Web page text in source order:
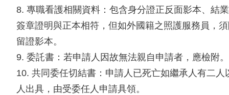
8. 專職看護相關資料：包含身分證正反面影本、結
簽章證明與正本相符，但如外國籍之照護服務員，
留證影本。
9. 委託書：若申請人因故無法親自申請者，應檢附。
10. 共同委任切結書：申請人已死亡如繼承人有二人
人出具，由受委任人申請具領。